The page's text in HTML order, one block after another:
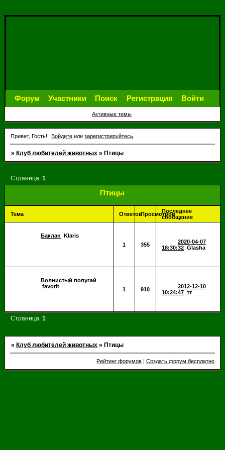
Форум Участники Поиск Регистрация Войти
Активные темы
Привет, Гость! Войдите илизарегистрируйтесь
»Клуб любителей животных »Птицы
Птицы
Страница:1
Тема ОтветовПросмотровПоследнее
сообщение
Баклан Klaris
1
355
2020-04-07
18:30:32 Glasha
Волнистый попугай
favorit
1 910
2012-12-10
10:24:47 тт
Страница:1
» Клуб любителей животных » Птицы
Рейтинг форумов |Создать форум бесплатно